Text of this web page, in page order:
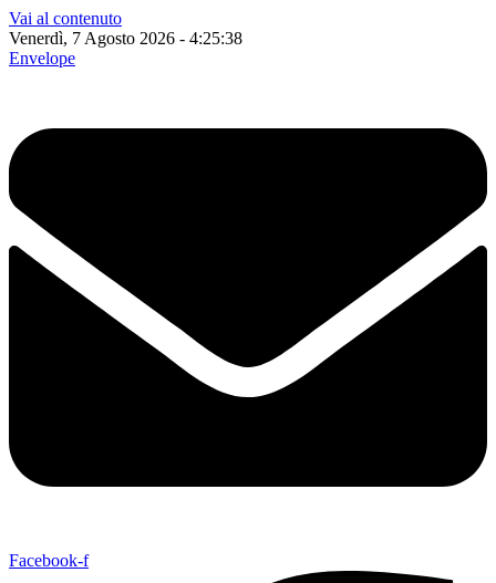
Vai al contenuto
Venerdì, 7 Agosto 2026 - 4:25:39
Envelope
Facebook-f